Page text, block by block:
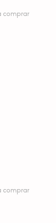
comprar
comprar